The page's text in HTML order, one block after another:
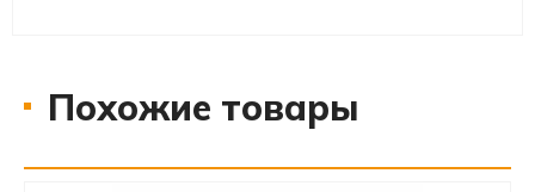
Похожие товары